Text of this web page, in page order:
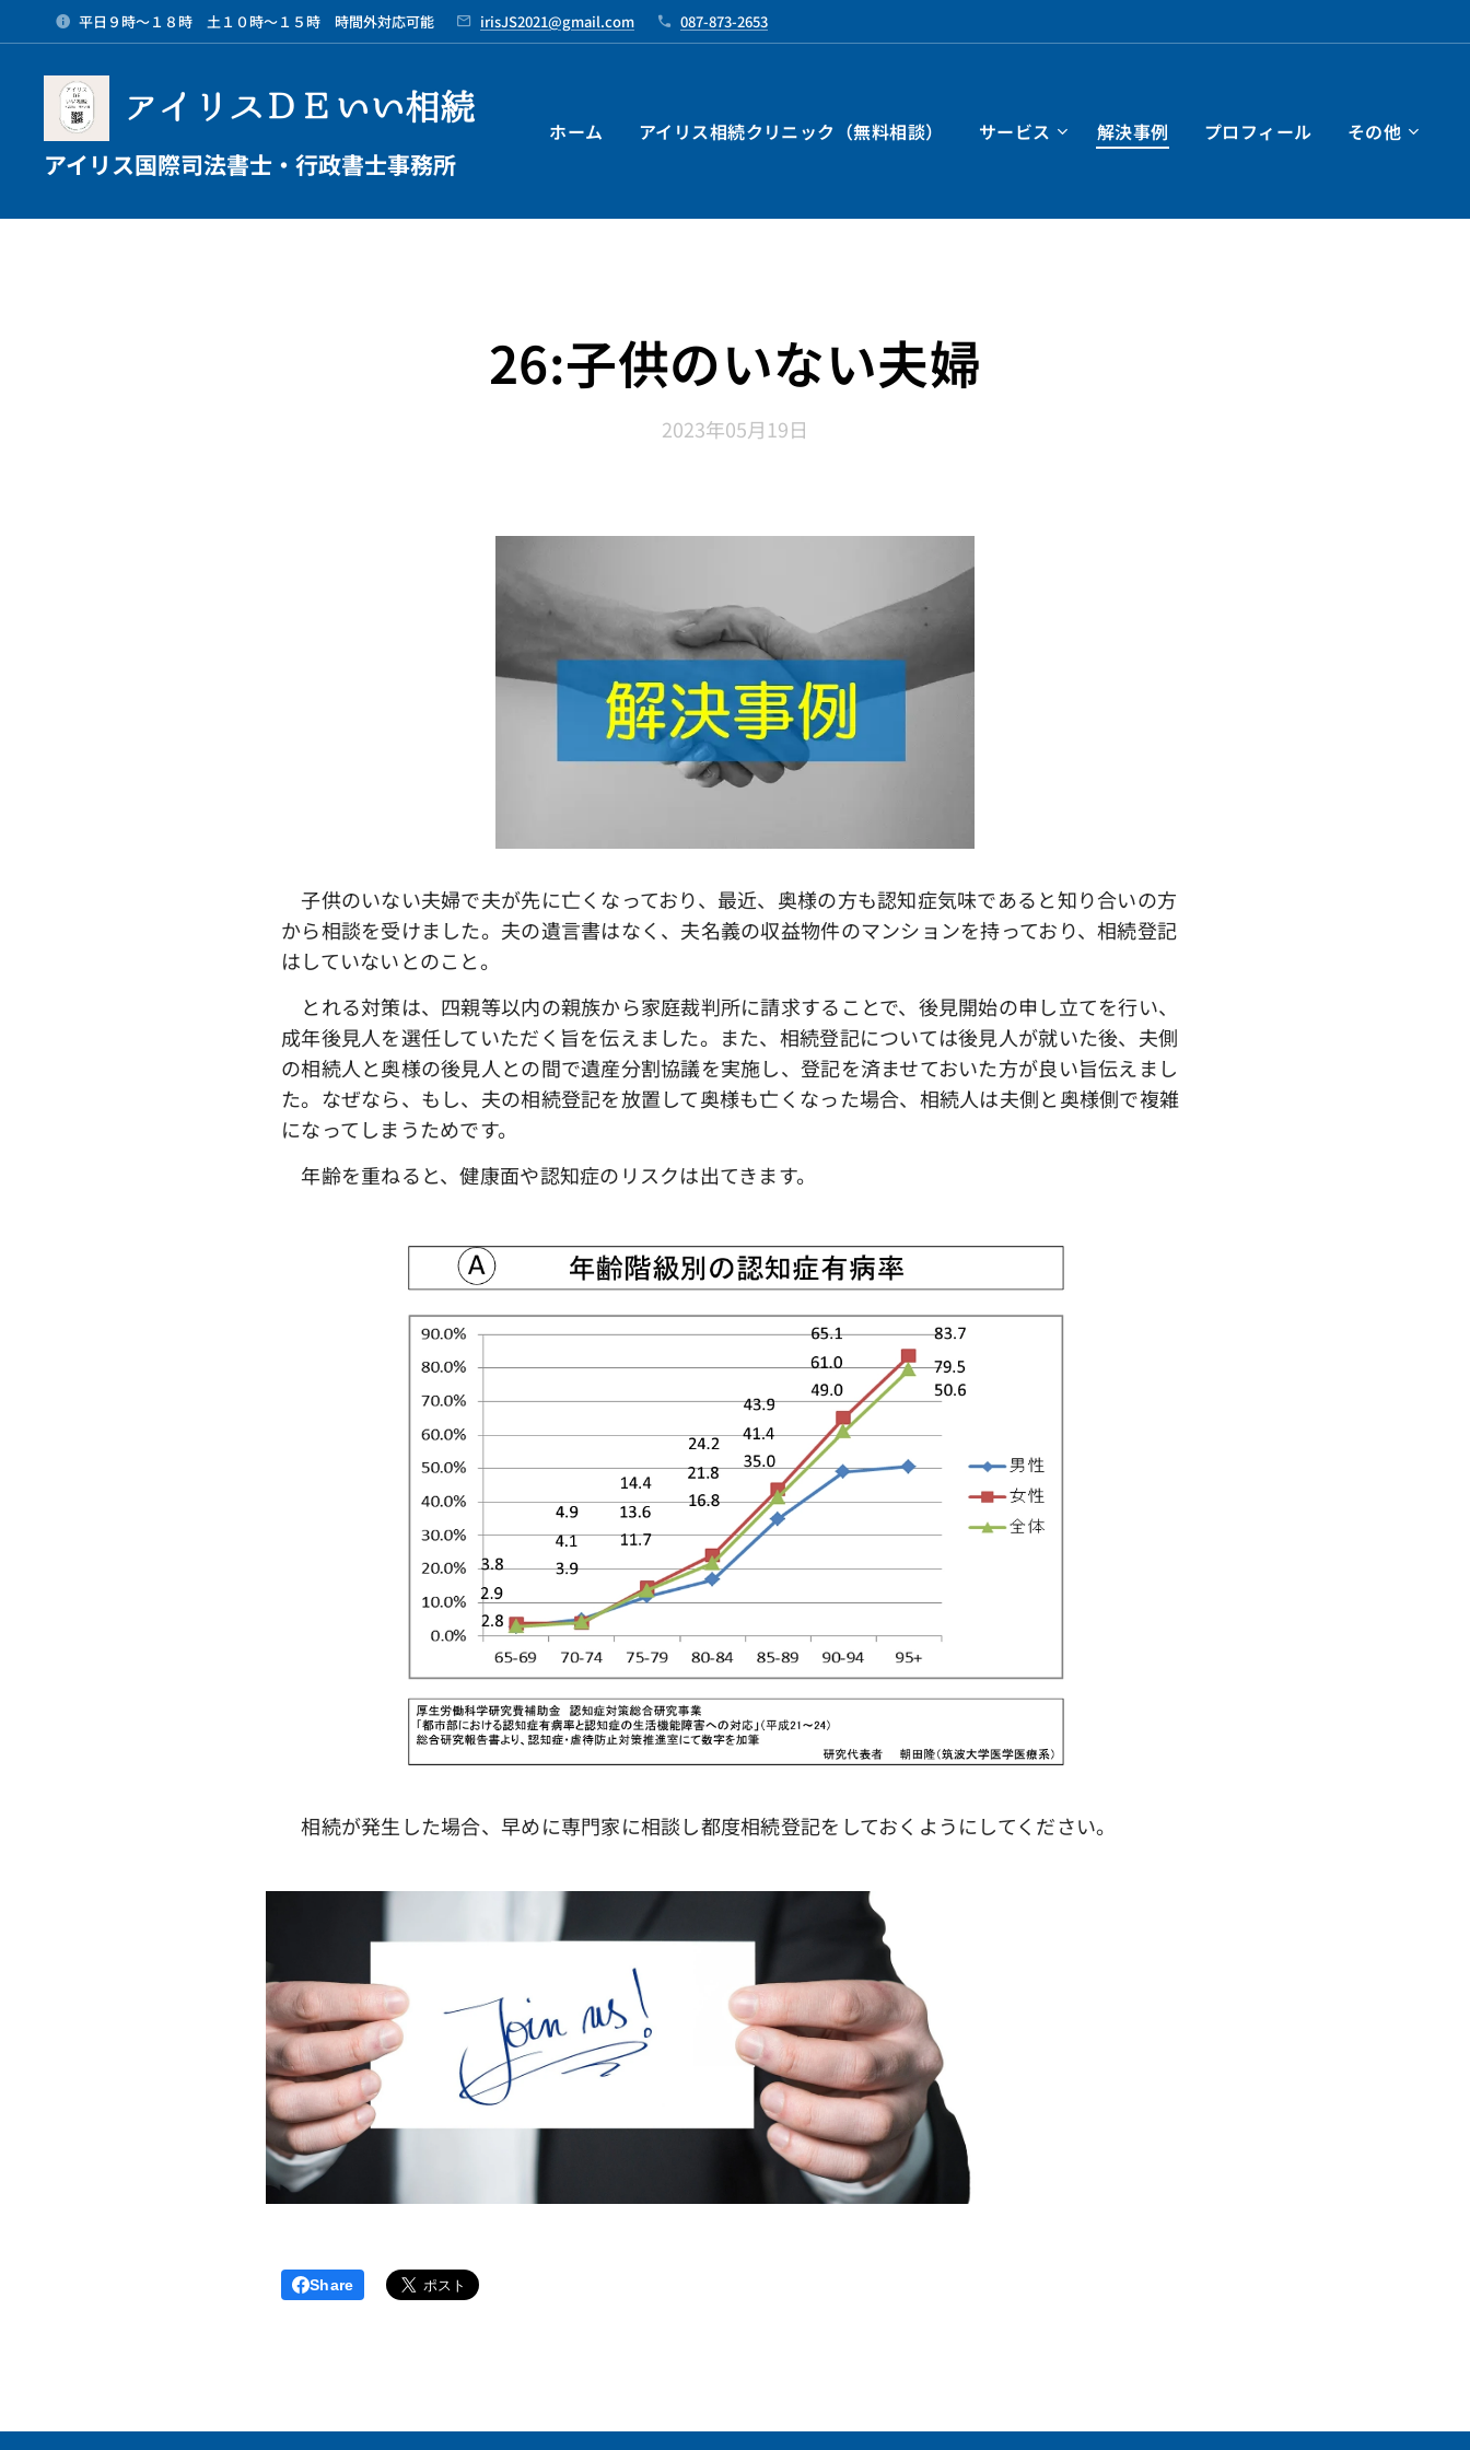
平日９時～１８時 土１０時～１５時 時間外対応可能 irisJS2021@gmail.com 087-873-2653
アイリスＤＥいい相続
アイリス国際司法書士・行政書士事務所
ホーム アイリス相続クリニック（無料相談） サービス 解決事例 プロフィール その他
26:子供のいない夫婦
2023年05月19日
子供のいない夫婦で夫が先に亡くなっており、最近、奥様の方も認知症気味であると知り合いの方
から相談を受けました。夫の遺言書はなく、夫名義の収益物件のマンションを持っており、相続登記
はしていないとのこと。
とれる対策は、四親等以内の親族から家庭裁判所に請求することで、後見開始の申し立てを行い、
成年後見人を選任していただく旨を伝えました。また、相続登記については後見人が就いた後、夫側
の相続人と奥様の後見人との間で遺産分割協議を実施し、登記を済ませておいた方が良い旨伝えまし
た。なぜなら、もし、夫の相続登記を放置して奥様も亡くなった場合、相続人は夫側と奥様側で複雑
になってしまうためです。
年齢を重ねると、健康面や認知症のリスクは出てきます。
相続が発生した場合、早めに専門家に相談し都度相続登記をしておくようにしてください。
Share